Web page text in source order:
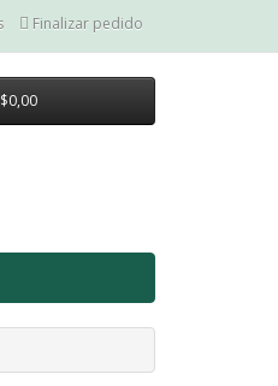
Finalizar pedido